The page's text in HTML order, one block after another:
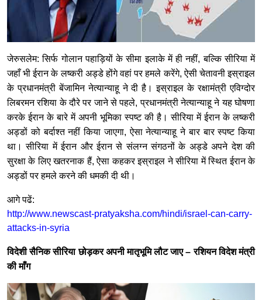
जेरुसलेम: सिर्फ गोलान पहाड़ियों के सीमा इलाके में ही नहीं, बल्कि सीरिया में
जहाँ भी ईरान के लष्करी अड्डे होंगे वहां पर हमले करेंगे, ऐसी चेतावनी इस्राइल
के प्रधानमंत्री बेंजामिन नेत्यान्याहू ने दी है। इस्राइल के रक्षामंत्री एविग्दोर
लिबरमन रशिया के दौरे पर जाने से पहले, प्रधानमंत्री नेत्यान्याहू ने यह घोषणा
करके ईरान के बारे में अपनी भूमिका स्पष्ट की है। सीरिया में ईरान के लष्करी
अड्डों को बर्दाश्त नहीं किया जाएगा, ऐसा नेत्यान्याहू ने बार बार स्पष्ट किया
था। सीरिया में ईरान और ईरान से संलग्न संगठनों के अड्डे अपने देश की
सुरक्षा के लिए खतरनाक हैं, ऐसा कहकर इस्राइल ने सीरिया में स्थित ईरान के
अड्डों पर हमले करने की धमकी दी थी।
आगे पढें:
http://www.newscast-pratyaksha.com/hindi/israel-can-carry-
attacks-in-syria
विदेशी सैनिक सीरिया छोड़कर अपनी मातृभूमि लौट जाए – रशियन विदेश मंत्री
की माँग